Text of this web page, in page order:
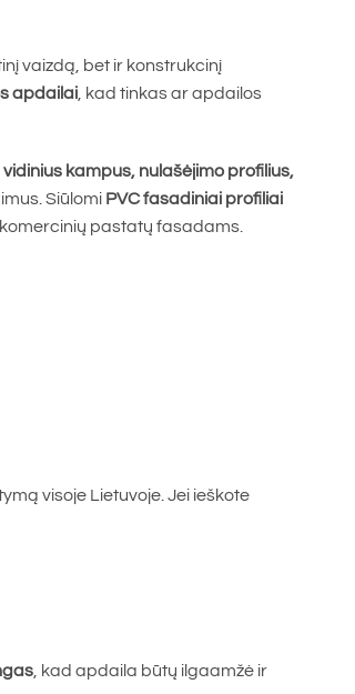
vaizdą, bet ir konstrukcinį
apdailai, kad tinkas ar apdailos
kampus, nulašėjimo profilius,
Siūlomi PVC fasadiniai profiliai
pastatų fasadams.
visoje Lietuvoje. Jei ieškote
, kad apdaila būtų ilgaamžė ir